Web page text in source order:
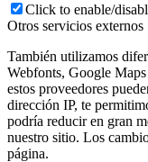
Click to enable/
Otros servicios externos
También utilizamos
Webfonts, Google
estos proveedores
dirección IP, te
podría reducir en gran
nuestro sitio. Los
página.